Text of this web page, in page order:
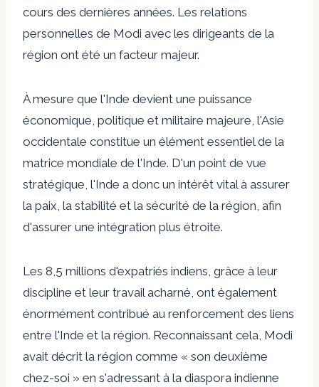
cours des dernières années. Les relations
personnelles de Modi avec les dirigeants de la
région ont été un facteur majeur.
À mesure que l'Inde devient une puissance
économique, politique et militaire majeure, l'Asie
occidentale constitue un élément essentiel de la
matrice mondiale de l'Inde. D'un point de vue
stratégique, l'Inde a donc un intérêt vital à assurer
la paix, la stabilité et la sécurité de la région, afin
d'assurer une intégration plus étroite.
Les 8,5 millions d'expatriés indiens, grâce à leur
discipline et leur travail acharné, ont également
énormément contribué au renforcement des liens
entre l'Inde et la région. Reconnaissant cela, Modi
avait décrit la région comme « son deuxième
chez-soi » en s'adressant à la diaspora indienne